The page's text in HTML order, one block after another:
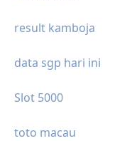
result kamboja
data sgp hari ini
Slot 5000
toto macau